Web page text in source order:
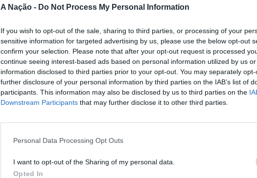
A Nação - Do Not Process My Personal Information
If you wish to opt-out of the sale, sharing to third parties, or processing of your
sensitive information for targeted advertising by us, please use the below opt-out
confirm your selection. Please note that after your opt-out request is processed
continue seeing interest-based ads based on personal information utilized by us
information disclosed to third parties prior to your opt-out. You may separately
further disclosure of your personal information by third parties on the IAB’s list of
participants. This information may also be disclosed by us to third parties on the
Downstream Participants that may further disclose it to other third parties.
Personal Data Processing Opt Outs
I want to opt-out of the Sharing of my personal data.
Opted In
Orquestra Sem Fronteiras atua em
Mora
O concerto da Orquestra Sem Fronteiras está
incluído no programa que comemora, pela primeira
vez no Concelho e com organização do Município
de Mora, o Dia...